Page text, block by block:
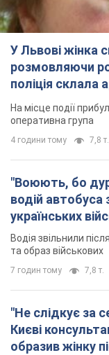
У Львові жінка
розмовляючи
поліція склала
На місце події
оперативна група
4 години тому 7,8 т.
"Воюють, бо
водій автобуса
українських
Відео
Водія звільнили
та образ військових
7 годин тому 7,8 т.
"Не слідкує за
Києві
образив жінку